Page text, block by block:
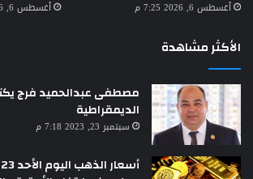
أغسطس 6, 2026 7:25 م أغسطس 6, 2026 6:47 م
الأكثر مشاهدة
مصطفى عبدالحميد فرج
الديمقراطية
سبتمبر 23, 2023 7:18 م